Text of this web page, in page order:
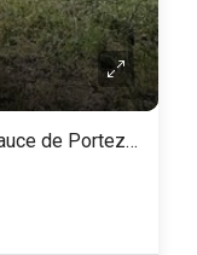
Terreno en venta de 1005m2 en Sauce de Portezuelo